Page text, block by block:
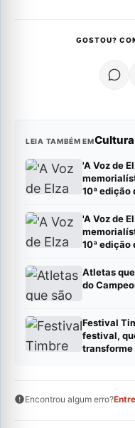
GOSTOU?
LEIA TAMBÉM EMCultura
'A Voz de
10ª edição
'A Voz de
10ª edição
Atletas
do
Festival
festival,
transforme
Encontrou algum erro?